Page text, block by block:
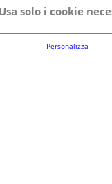
Regolamento del
Usa solo i cookie
Personalizza